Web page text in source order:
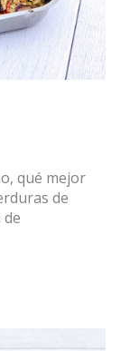
qué mejor
de